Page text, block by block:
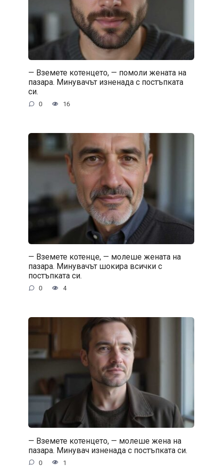
— Вземете котенцето, — помоли жената на
пазара. Минувачът изненада с постъпката
си.
0 16
— Вземете котенце, — молеше жената на
пазара. Минувачът шокира всички с
постъпката си.
0 4
— Вземете котенцето, — молеше жена на
пазара. Минувач изненада с постъпката си.
0 1